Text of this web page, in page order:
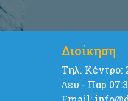
Διοίκηση
Tηλ. Κέντρο:
∆ευ - Παρ